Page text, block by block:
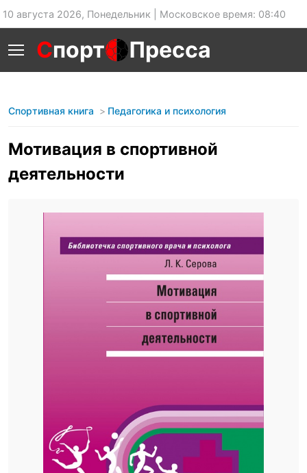
10 августа 2026, Понедельник | Московское время: 08:40
Спорт Пресса
Спортивная книга Педагогика и психология
Мотивация в спортивной
деятельности